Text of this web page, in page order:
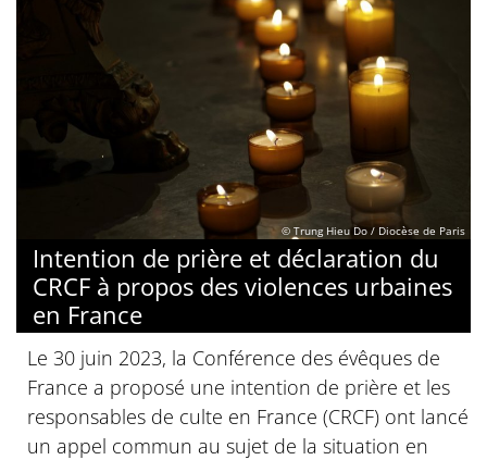
© Trung Hieu Do / Diocèse de Paris
Intention de prière et déclaration du
CRCF à propos des violences urbaines
en France
Le 30 juin 2023, la Conférence des évêques de
France a proposé une intention de prière et les
responsables de culte en France (CRCF) ont lancé
un appel commun au sujet de la situation en